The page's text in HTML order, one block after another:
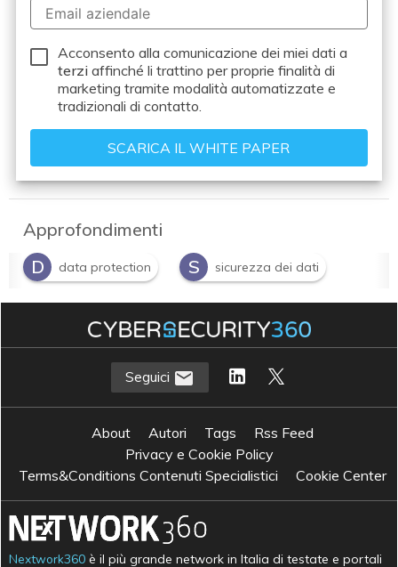
Acconsento alla comunicazione dei miei dati a
terzi affinché li trattino per proprie finalità di
marketing tramite modalità automatizzate e
tradizionali di contatto.
Approfondimenti
D
data protection S sicurezza dei dati
Seguici
About Autori Tags
Rss Feed
Privacy e Cookie Policy
Terms&Conditions Contenuti Specialistici
Cookie Center
Nextwork360 è il più grande network in Italia di testate e portali